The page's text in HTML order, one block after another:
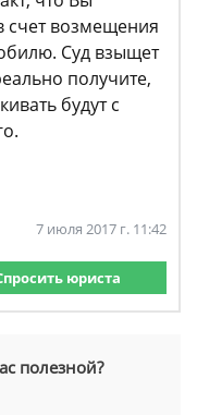
счет возмещения
Суд взыщет
получите,
будут с
7 июля 2017 г. 11:42
юриста
полезной?